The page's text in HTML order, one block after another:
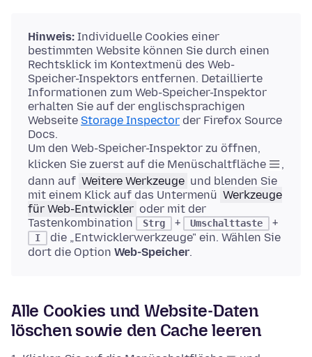
Hinweis: Individuelle Cookies einer
bestimmten Website können Sie durch einen
Rechtsklick im Kontextmenü des Web-
Speicher-Inspektors entfernen. Detaillierte
Informationen zum Web-Speicher-Inspektor
erhalten Sie auf der englischsprachigen
Webseite Storage Inspector der Firefox Source
Docs.
Um den Web-Speicher-Inspektor zu öffnen,
klicken Sie zuerst auf die Menüschaltfläche
,
dann auf Weitere Werkzeuge und blenden Sie
mit einem Klick auf das Untermenü Werkzeuge
für Web-Entwickler oder mit der
Tastenkombination
Strg + Umschalttaste +
I
die „Entwicklerwerkzeuge" ein. Wählen Sie
dort die Option Web-Speicher.
Alle Cookies und Website-Daten
löschen sowie den Cache leeren